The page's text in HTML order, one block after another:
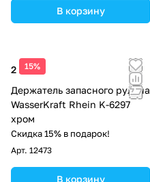
В корзину
15%
2 200 ₽
Держатель запасного рулона
WasserKraft Rhein K-6297
хром
Скидка 15% в подарок!
Арт. 12473
В корзину